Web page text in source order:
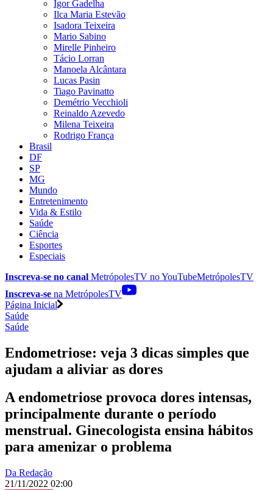
Igor Gadelha
Ilca Maria Estevão
Isadora Teixeira
Mario Sabino
Mirelle Pinheiro
Tácio Lorran
Manoela Alcântara
Lucas Pasin
Tiago Pavinatto
Demétrio Vecchioli
Reinaldo Azevedo
Milena Teixeira
Rodrigo França
Brasil
DF
SP
MG
Mundo
Entretenimento
Vida & Estilo
Saúde
Ciência
Esportes
Especiais
Inscreva-se no canal MetrópolesTV noYouTubeMetrópolesTV
Inscreva-se na MetrópolesTV
Página Inicial
Saúde
Saúde
Endometriose: veja 3 dicas simples que
ajudam a aliviar as dores
A endometriose provoca dores intensas,
principalmente durante o período
menstrual. Ginecologista ensina hábitos
para amenizar o problema
Da Redação
21/11/2022 02:00